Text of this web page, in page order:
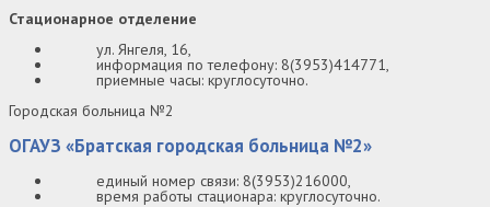
Стационарное отделение
ул. Янгеля, 16,
информация по телефону: 8(3953)414771,
приемные часы: круглосуточно.
Городская больница №2
ОГАУЗ «Братская городская больница №2»
единый номер связи: 8(3953)216000,
время работы стационара: круглосуточно.